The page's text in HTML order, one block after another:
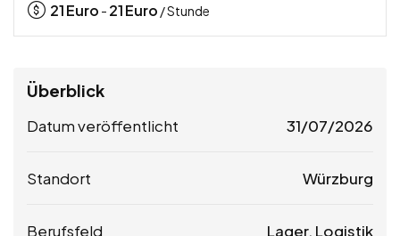
21Euro - 21Euro / Stunde
Überblick
Datum veröffentlicht 31/07/2026
Standort Würzburg
Berufsfeld Lager, Logistik